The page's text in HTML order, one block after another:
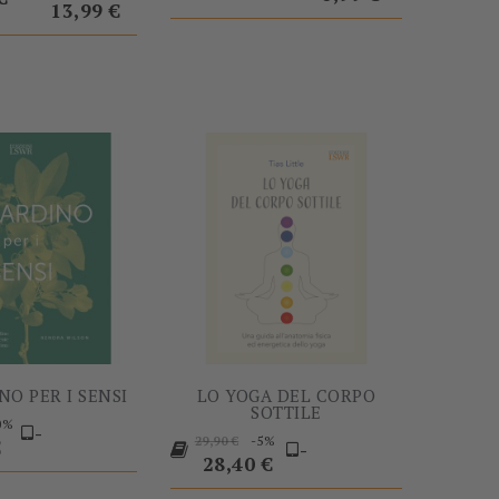
13,99 €
-60%
PER I SENSI
-
LO YOGA DEL CORPO
SOTTILE
Prezzo
base
29,90 € -5%
Prezzo
28,40 €
-